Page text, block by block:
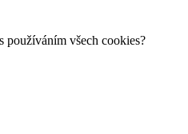
používáním všech cookies?